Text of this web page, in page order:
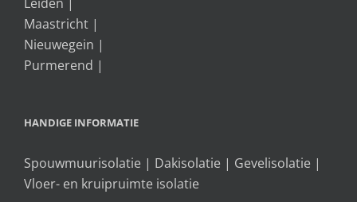
Maastricht |
Nieuwegein |
Purmerend |
HANDIGE INFORMATIE
Spouwmuurisolatie | Dakisolatie | Gevelisolatie |
Vloer- en kruipruimte isolatie